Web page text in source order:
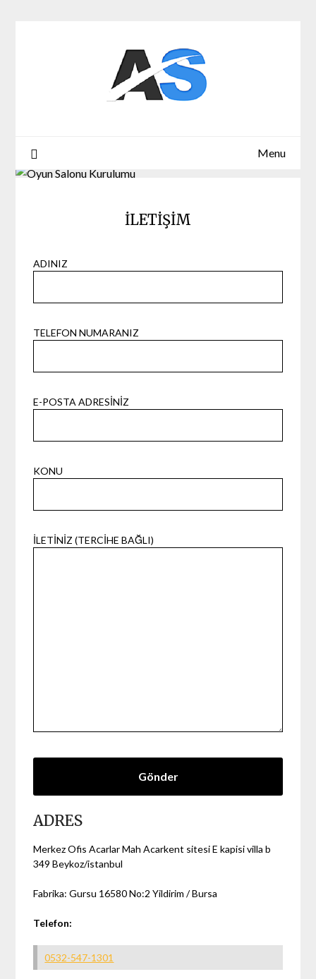
Menu
İLETİŞİM
ADINIZ
TELEFON NUMARANIZ
E-POSTA ADRESINIZ
KONU
İLETINIZ (TERCIHE BAĞLI)
ADRES
Merkez Ofis Acarlar Mah Acarkent sitesi E kapisi villa b
349 Beykoz/istanbul
Fabrika: Gursu 16580 No:2 Yildirim / Bursa
Telefon:
0532-547-1301